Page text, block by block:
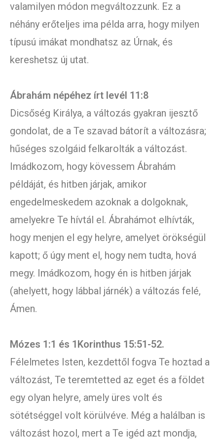
valamilyen módon megváltozzunk. Ez a
néhány erőteljes ima példa arra, hogy milyen
típusú imákat mondhatsz az Úrnak, és
kereshetsz új utat.
Ábrahám népéhez írt levél 11:8
Dicsőség Királya, a változás gyakran ijesztő
gondolat, de a Te szavad bátorít a változásra;
hűséges szolgáid felkarolták a változást.
Imádkozom, hogy kövessem Ábrahám
példáját, és hitben járjak, amikor
engedelmeskedem azoknak a dolgoknak,
amelyekre Te hívtál el. Ábrahámot elhívták,
hogy menjen el egy helyre, amelyet örökségül
kapott; ő úgy ment el, hogy nem tudta, hová
megy. Imádkozom, hogy én is hitben járjak
(ahelyett, hogy lábbal járnék) a változás felé,
Ámen.
Mózes 1:1 és 1Korinthus 15:51-52.
Félelmetes Isten, kezdettől fogva Te hoztad a
változást, Te teremtetted az eget és a földet
egy olyan helyre, amely üres volt és
sötétséggel volt körülvéve. Még a halálban is
változást hozol, mert a Te igéd azt mondja,